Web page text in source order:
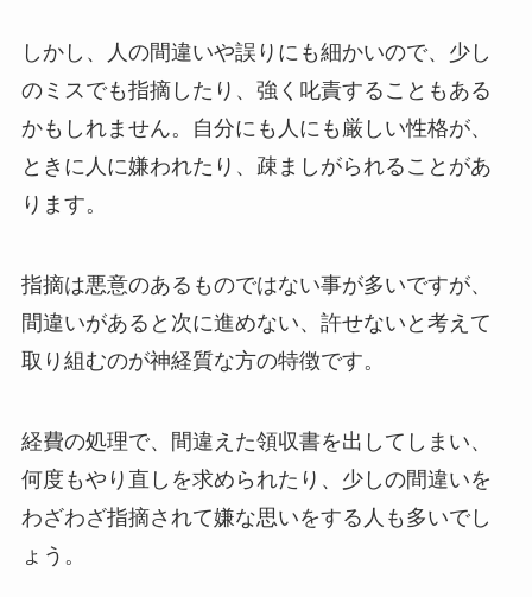
しかし、人の間違いや誤りにも細かいので、少し
のミスでも指摘したり、強く叱責することもある
かもしれません。自分にも人にも厳しい性格が、
ときに人に嫌われたり、疎ましがられることがあ
ります。
指摘は悪意のあるものではない事が多いですが、
間違いがあると次に進めない、許せないと考えて
取り組むのが神経質な方の特徴です。
経費の処理で、間違えた領収書を出してしまい、
何度もやり直しを求められたり、少しの間違いを
わざわざ指摘されて嫌な思いをする人も多いでし
ょう。